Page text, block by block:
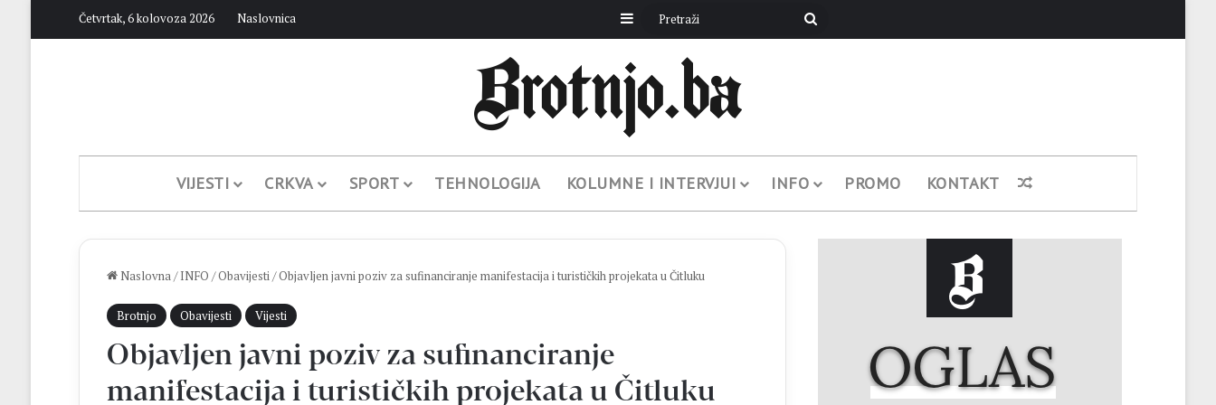
Četvrtak, 6 kolovoza 2026 Naslovnica Sidebar Pretraži
VIJESTI CRKVA SPORT TEHNOLOGIJA KOLUMNE I INTERVJUI INFO PROMO KONTAKT Nasumični članak
Naslovna/ INFO /Obavijesti/Objavljen javni poziv za sufinanciranje manifestacija i turističkih projekata u Čitluku
Brotnjo Obavijesti Vijesti
Objavljen javni poziv za sufinanciranje
manifestacija i turističkih projekata u Čitluku